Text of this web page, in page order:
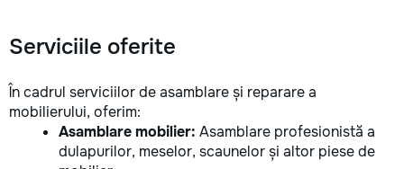
Serviciile oferite
În cadrul serviciilor de asamblare și reparare a
mobilierului, oferim:
Asamblare mobilier: Asamblare profesionistă a
dulapurilor, meselor, scaunelor și altor piese de